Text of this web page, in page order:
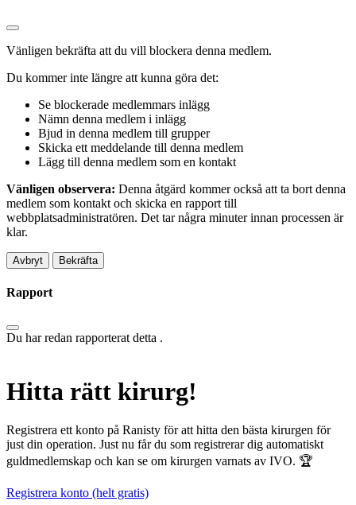
Vänligen bekräfta att du vill blockera denna medlem.
Du kommer inte längre att kunna göra det:
Se blockerade medlemmars inlägg
Nämn denna medlem i inlägg
Bjud in denna medlem till grupper
Skicka ett meddelande till denna medlem
Lägg till denna medlem som en kontakt
Vänligen observera: Denna åtgärd kommer också att ta bort denna
medlem som kontakt och skicka en rapport till
webbplatsadministratören. Det tar några minuter innan processen är
klar.
Bekräfta
Rapport
Du har redan rapporterat detta .
Hitta rätt kirurg!
Registrera ett konto på Ranisty för att hitta den bästa kirurgen för
just din operation. Just nu får du som registrerar dig automatiskt
guldmedlemskap och kan se om kirurgen varnats av IVO. 🏆
Registrera konto (helt gratis)